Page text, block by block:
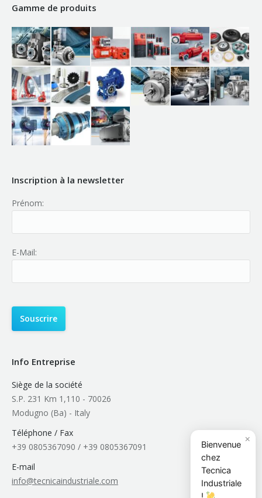
Gamme de produits
Inscription à la newsletter
Prénom:
E-Mail:
Info Entreprise
Siège de la société
S.P. 231 Km 1,110 - 70026
Modugno (Ba) - Italy
Téléphone / Fax
+39 0805367090 / +39 0805367091
E-mail
info@tecnicaindustriale.com
×
Bienvenue
chez
Tecnica
Industriale